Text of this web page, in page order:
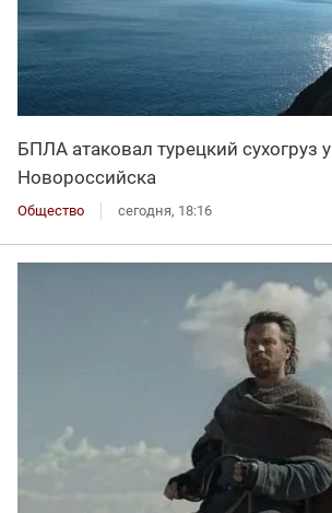
БПЛА атаковал турецкий сухогруз у
Новороссийска
Общество сегодня, 18:16